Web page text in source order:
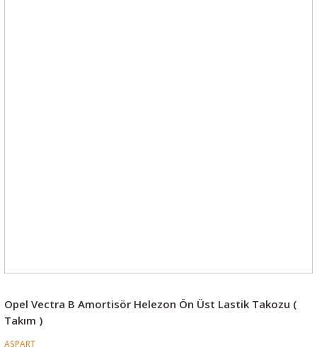
Opel Vectra B Amortisör Helezon Ön Üst Lastik Takozu (
Takım )
ASPART